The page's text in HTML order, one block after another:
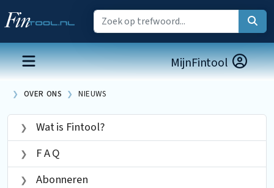
MijnFintool
OVER ONS NIEUWS
Wat is Fintool?
F A Q
Abonneren